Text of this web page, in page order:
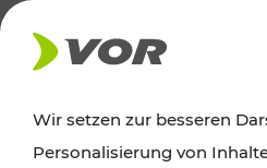
AKTUELLES
Wir setzen zur besseren
Personalisierung von